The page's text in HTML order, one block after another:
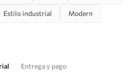
Estilo industrial Modern
Entrega y pago